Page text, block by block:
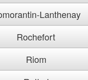
Lanthenay
Rochefort
Riom